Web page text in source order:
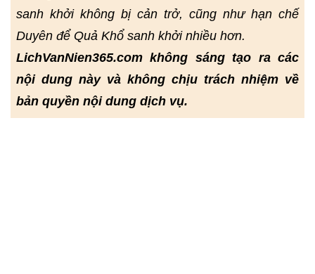
sanh khởi không bị cản trở, cũng như hạn chế
Duyên để Quả Khổ sanh khởi nhiều hơn.
LichVanNien365.com không sáng tạo ra các
nội dung này và không chịu trách nhiệm về
bản quyền nội dung dịch vụ.